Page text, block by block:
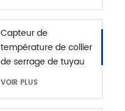
Capteur de
température de collier
de serrage de tuyau
d'eau série MFE-1
VOIR PLUS